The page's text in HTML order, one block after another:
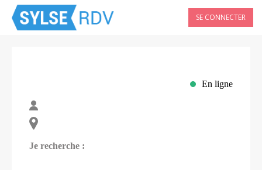
SE CONNECTER
En ligne
Je recherche :